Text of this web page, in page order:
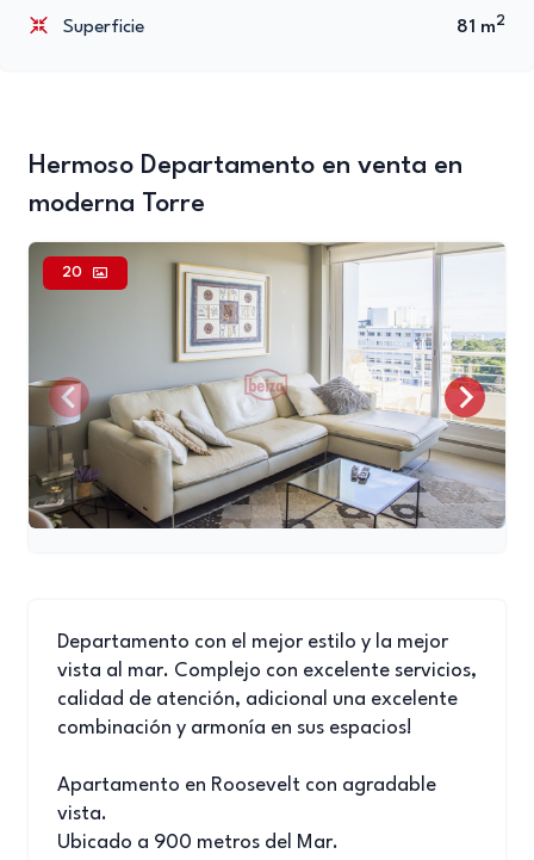
Superficie
81 m2
Hermoso Departamento en venta en
moderna Torre
20
Departamento con el mejor estilo y la mejor
vista al mar. Complejo con excelente servicios,
calidad de atención, adicional una excelente
combinación y armonía en sus espacios!
Apartamento en Roosevelt con agradable
vista.
Ubicado a 900 metros del Mar.